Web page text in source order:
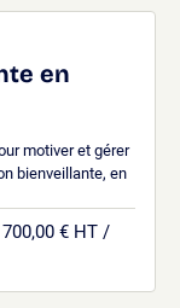
en
motiver et gérer
bienveillante, en
700,00 € HT /